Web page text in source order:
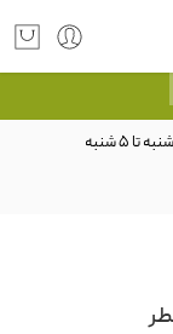
خود شرکت لانگ لایف
بسته بندی را ملاحظه